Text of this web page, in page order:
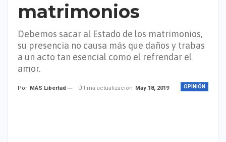
matrimonios
Debemos sacar al Estado de los matrimonios,
su presencia no causa más que daños y trabas
a un acto tan esencial como el refrendar el
amor.
OPINIÓN
Por MÁS Libertad Última actualización May 18, 2019